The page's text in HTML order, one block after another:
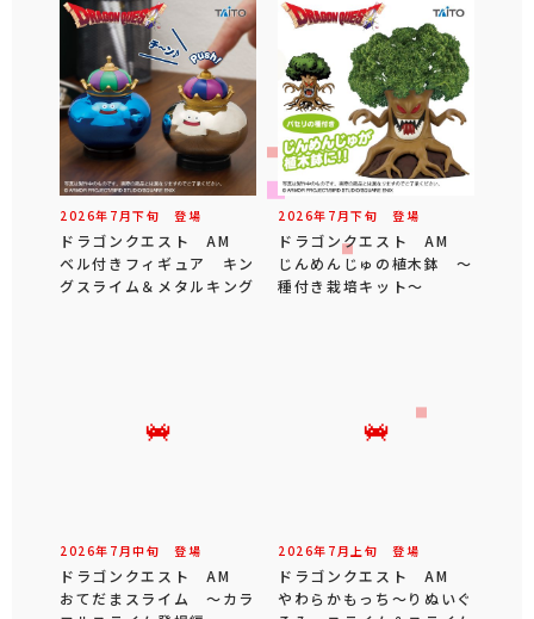
2026年 7 月下旬 登場
ドラゴンクエスト AM
ベル付きフィギュア キン
グスライム＆メタルキング
2026年 7 月下旬 登場
ドラゴンクエスト AM
じんめんじゅの植木鉢 ～
種付き栽培キット～
2026年 7 月中旬 登場
ドラゴンクエスト AM
おてだまスライム ～カラ
2026年 7 月 上旬 登場
ドラゴンクエスト AM
やわらかもっち～りぬいぐ